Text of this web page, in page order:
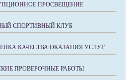
ПРОСВЕЩЕНИЕ
СПОРТИВНЫЙ КЛУБ
КАЧЕСТВА ОКАЗАНИЯ УСЛУГ
ПРОВЕРОЧНЫЕ РАБОТЫ